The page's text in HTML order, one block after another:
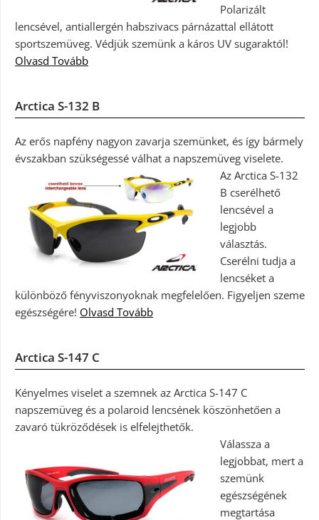
Polarizált
lencsével, antiallergén habszivacs párnázattal ellátott
sportszemüveg. Védjük szemünk a káros UV sugaraktól!
Olvasd Tovább
Arctica S-132 B
Az erős napfény nagyon zavarja szemünket, és így bármely
évszakban szükségessé válhat a napszemüveg viselete.
Az Arctica S-132
B cserélhető
lencsével a
legjobb
választás.
Cserélni tudja a
lencséket a
különböző fényviszonyoknak megfelelően. Figyeljen szeme
egészségére! Olvasd Tovább
Arctica S-147 C
Kényelmes viselet a szemnek az Arctica S-147 C
napszemüveg és a polaroid lencsének köszönhetően a
zavaró tükröződések is elfelejthetők.
Válassza a
legjobbat, mert a
szemünk
egészségének
megtartása